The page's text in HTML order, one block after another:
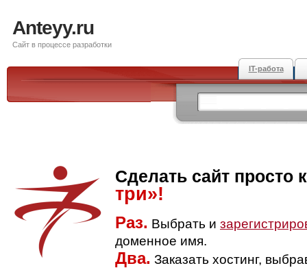
Anteyy.ru
Сайт в процессе разработки
IT-работа
Сделать сайт просто
три»!
Раз. Выбрать и
доменное имя.
Два. Заказать хостинг,